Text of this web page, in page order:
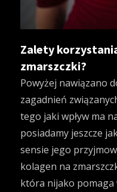
Zalety
zmarszczki?
Powyżej nawiązano
zagadnień
tego jaki wpływ ma
posiadamy jeszcze
sensie jego
kolagen na
która nijako pomaga